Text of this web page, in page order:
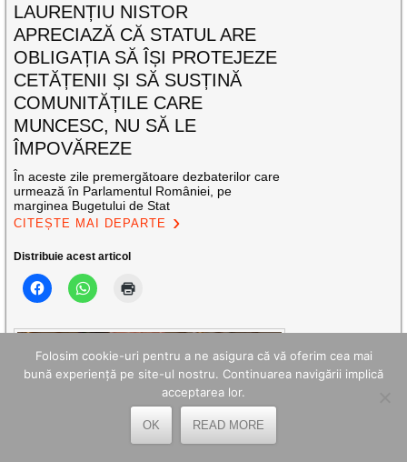
LAURENȚIU NISTOR
APRECIAZĂ CĂ STATUL ARE
OBLIGAȚIA SĂ ÎȘI PROTEJEZE
CETĂȚENII ȘI SĂ SUSȚINĂ
COMUNITĂȚILE CARE
MUNCESC, NU SĂ LE
ÎMPOVĂREZE
În aceste zile premergătoare dezbaterilor care
urmează în Parlamentul României, pe
marginea Bugetului de Stat
CITEȘTE MAI DEPARTE
Distribuie acest articol
Folosim cookie-uri pentru a ne asigura că vă oferim cea mai
bună experiență pe site-ul nostru. Continuarea navigării implică
acceptarea lor.
OK READ MORE